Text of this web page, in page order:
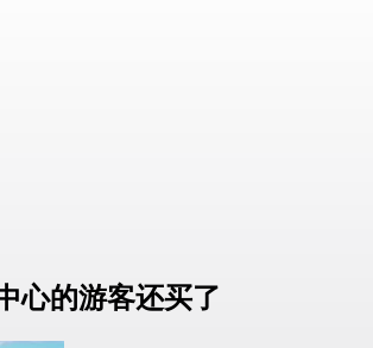
心的游客还买了